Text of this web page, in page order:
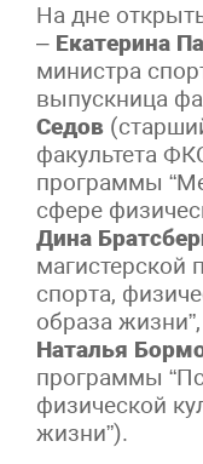
На дне
– Екатерина
министра
выпускница
Седов
факультета
программы
сфере
Дина
магистерской
спорта,
образа
Наталья
программы
физической
жизни”).